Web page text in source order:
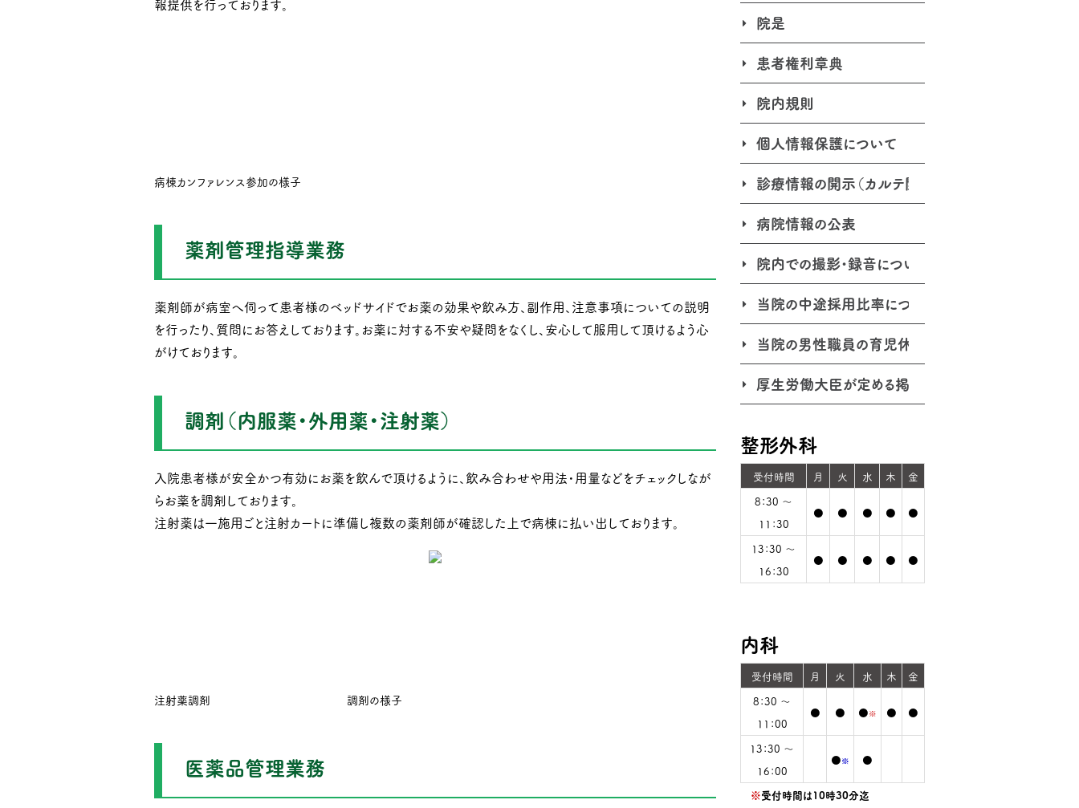
報提供を行っております。
病棟カンファレンス参加の様子
薬剤管理指導業務
薬剤師が病室へ伺って患者様のベッドサイドでお薬の効果や飲み方、副作用、注意事項についての説明
を行ったり、質問にお答えしております。お薬に対する不安や疑問をなくし、安心して服用して頂けるよう心
がけております。
調剤（内服薬・外用薬・注射薬）
入院患者様が安全かつ有効にお薬を飲んで頂けるように、飲み合わせや用法・用量などをチェックしなが
らお薬を調剤しております。
注射薬は一施用ごと注射カートに準備し複数の薬剤師が確認した上で病棟に払い出しております。
注射薬調剤 調剤の様子
医薬品管理業務
院是
患者権利章典
院内規則
個人情報保護について
診療情報の開示（カルテ開示）について
病院情報の公表
院内での撮影･録音について
当院の中途採用比率について
当院の男性職員の育児休業取得状況について
厚生労働大臣が定める掲示事項
整形外科
受付時間 月 火 水 木 金
8：30 ～
11：30
● ● ● ● ●
13：30 ～
16：30
● ● ● ● ●
内科
受付時間 月 火 水 木 金
8：30 ～
11：00
● ● ● ※ ● ●
13：30 ～
16：00
● ※ ●
※受付時間は10時30分迄